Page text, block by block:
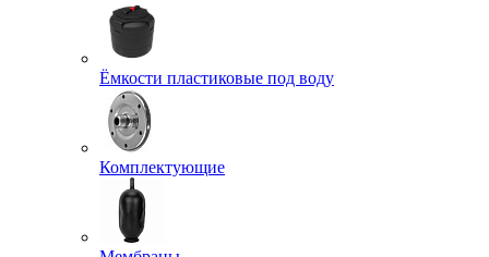
Ёмкости пластиковые под воду
Комплектующие